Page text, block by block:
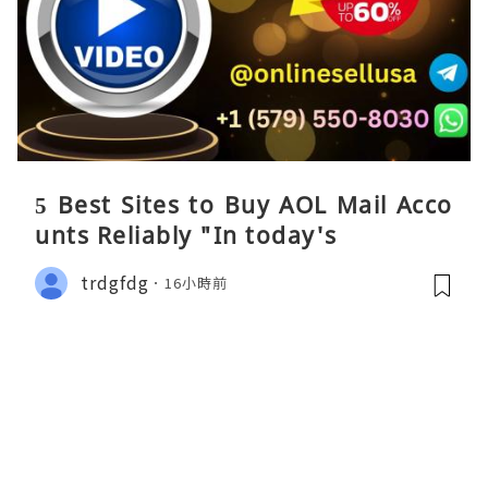
5 Best Sites to Buy AOL Mail Acco
unts Reliably "In today's
trdgfdg 16小時前